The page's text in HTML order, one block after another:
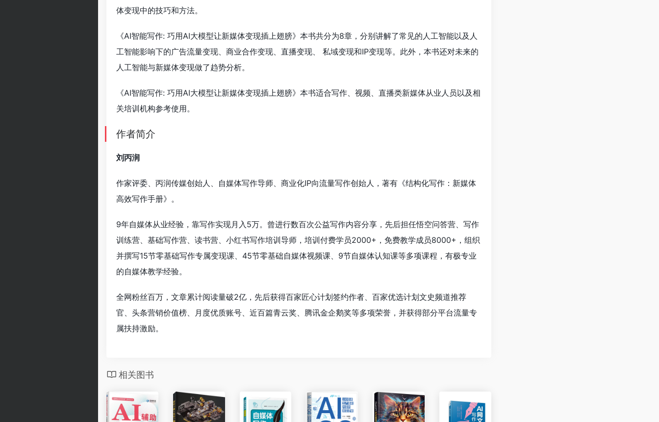
体变现中的技巧和方法。
《AI智能写作: 巧用AI大模型让新媒体变现插上翅膀》本书共分为8章，分别讲解了常见的人工智能以及人
工智能影响下的广告流量变现、商业合作变现、直播变现、 私域变现和IP变现等。此外，本书还对未来的
人工智能与新媒体变现做了趋势分析。
《AI智能写作: 巧用AI大模型让新媒体变现插上翅膀》本书适合写作、视频、直播类新媒体从业人员以及相
关培训机构参考使用。
作者简介
刘丙润
作家评委、丙润传媒创始人、自媒体写作导师、商业化IP向流量写作创始人，著有《结构化写作：新媒体
高效写作手册》。
9年自媒体从业经验，靠写作实现月入5万。曾进行数百次公益写作内容分享，先后担任悟空问答营、写作
训练营、基础写作营、读书营、小红书写作培训导师，培训付费学员2000+，免费教学成员8000+，组织
并撰写15节零基础写作专属变现课、45节零基础自媒体视频课、9节自媒体认知课等多项课程，有极专业
的自媒体教学经验。
全网粉丝百万，文章累计阅读量破2亿，先后获得百家匠心计划签约作者、百家优选计划文史频道推荐
官、头条营销价值榜、月度优质账号、近百篇青云奖、腾讯金企鹅奖等多项荣誉，并获得部分平台流量专
属扶持激励。
相关图书